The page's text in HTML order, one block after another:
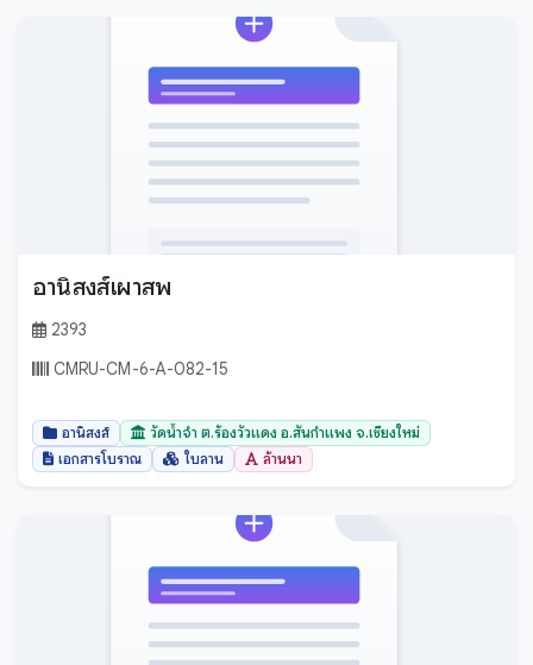
อานิสงส์เผาสพ
2393
CMRU-CM-6-A-082-15
อานิสงส์
วัดน้ำจำ ต.ร้องวัวแดง อ.สันกำแพง จ.เชียงใหม่
เอกสารโบราณ
ใบลาน ล้านนา